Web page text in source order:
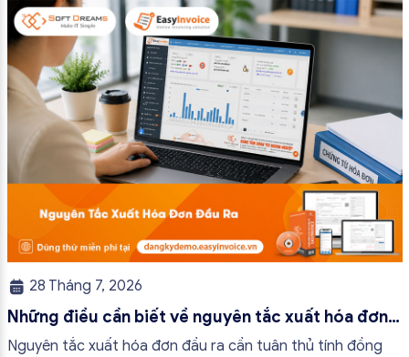
chính không đáng có nếu nắm rõ […]
28 Tháng 7, 2026
Những điều cần biết về nguyên tắc xuất hóa đơn
đầu ra
Nguyên tắc xuất hóa đơn đầu ra cần tuân thủ tính đồng